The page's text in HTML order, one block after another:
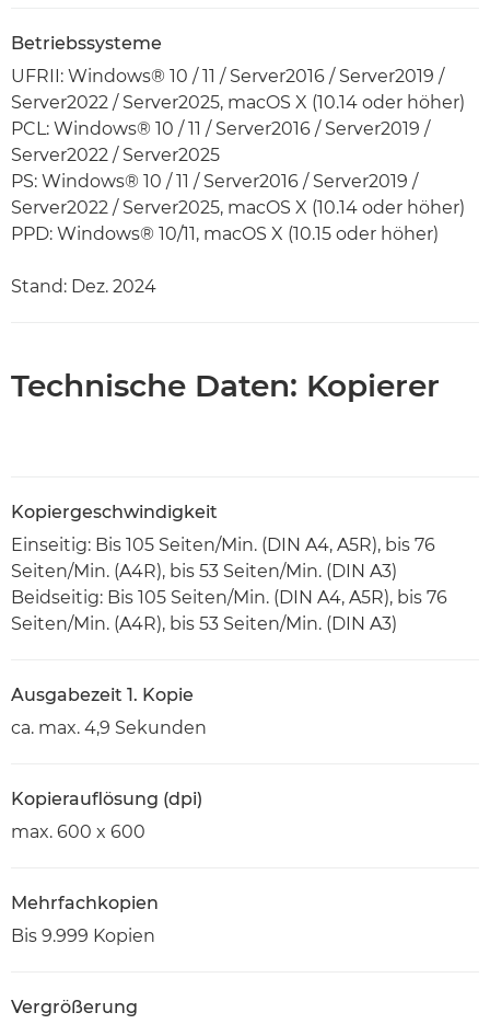
Betriebssysteme
UFRII: Windows® 10 / 11 / Server2016 / Server2019 /
Server2022 / Server2025, macOS X (10.14 oder höher)
PCL: Windows® 10 / 11 / Server2016 / Server2019 /
Server2022 / Server2025
PS: Windows® 10 / 11 / Server2016 / Server2019 /
Server2022 / Server2025, macOS X (10.14 oder höher)
PPD: Windows® 10/11, macOS X (10.15 oder höher)
Stand: Dez. 2024
Technische Daten: Kopierer
Kopiergeschwindigkeit
Einseitig: Bis 105 Seiten/Min. (DIN A4, A5R), bis 76
Seiten/Min. (A4R), bis 53 Seiten/Min. (DIN A3)
Beidseitig: Bis 105 Seiten/Min. (DIN A4, A5R), bis 76
Seiten/Min. (A4R), bis 53 Seiten/Min. (DIN A3)
Ausgabezeit 1. Kopie
ca. max. 4,9 Sekunden
Kopierauflösung (dpi)
max. 600 x 600
Mehrfachkopien
Bis 9.999 Kopien
Vergrößerung